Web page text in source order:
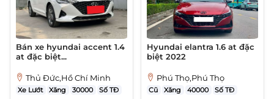
Bán xe hyundai accent 1.4
at đặc biệt...
Thủ Đức,Hồ Chí Minh
Xe Lướt Xăng 30000 Số TĐ
Hyundai elantra 1.6 at đặc
biệt 2022
Phú Thọ,Phú Thọ
Cũ Xăng 40000 Số TĐ